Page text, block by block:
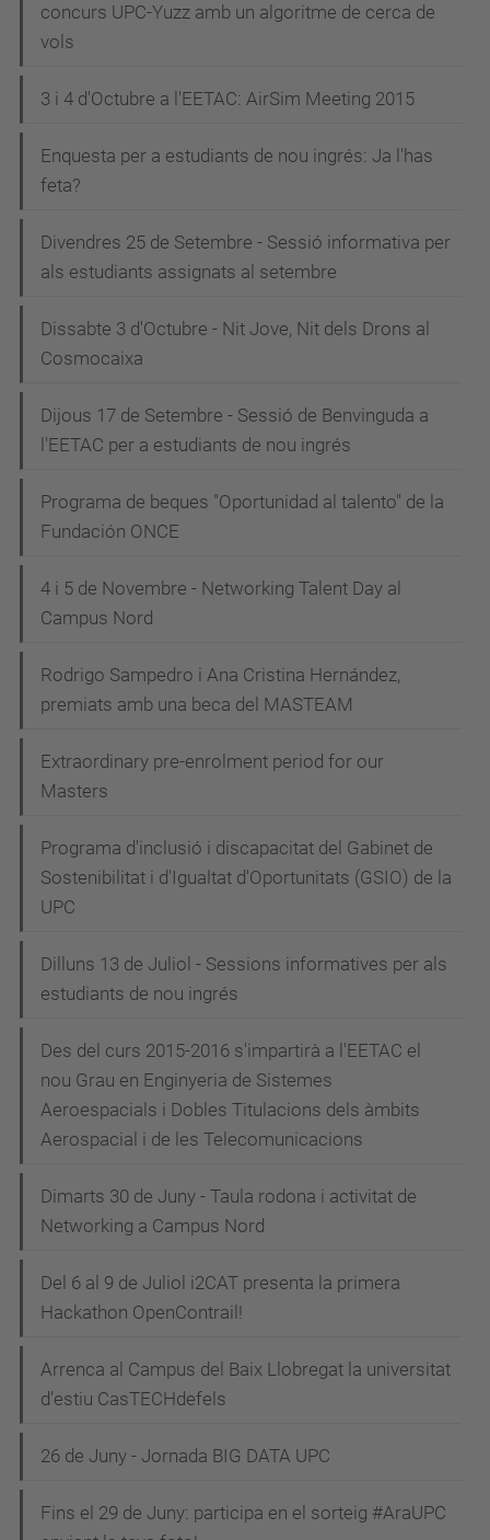
concurs UPC-Yuzz amb un algoritme de cerca de
vols
3 i 4 d'Octubre a l'EETAC: AirSim Meeting 2015
Enquesta per a estudiants de nou ingrés: Ja l'has
feta?
Divendres 25 de Setembre - Sessió informativa per
als estudiants assignats al setembre
Dissabte 3 d'Octubre - Nit Jove, Nit dels Drons al
Cosmocaixa
Dijous 17 de Setembre - Sessió de Benvinguda a
l'EETAC per a estudiants de nou ingrés
Programa de beques "Oportunidad al talento" de la
Fundación ONCE
4 i 5 de Novembre - Networking Talent Day al
Campus Nord
Rodrigo Sampedro i Ana Cristina Hernández,
premiats amb una beca del MASTEAM
Extraordinary pre-enrolment period for our
Masters
Programa d'inclusió i discapacitat del Gabinet de
Sostenibilitat i d'Igualtat d'Oportunitats (GSIO) de la
UPC
Dilluns 13 de Juliol - Sessions informatives per als
estudiants de nou ingrés
Des del curs 2015-2016 s'impartirà a l'EETAC el
nou Grau en Enginyeria de Sistemes
Aeroespacials i Dobles Titulacions dels àmbits
Aerospacial i de les Telecomunicacions
Dimarts 30 de Juny - Taula rodona i activitat de
Networking a Campus Nord
Del 6 al 9 de Juliol i2CAT presenta la primera
Hackathon OpenContrail!
Arrenca al Campus del Baix Llobregat la universitat
d’estiu CasTECHdefels
26 de Juny - Jornada BIG DATA UPC
Fins el 29 de Juny: participa en el sorteig #AraUPC